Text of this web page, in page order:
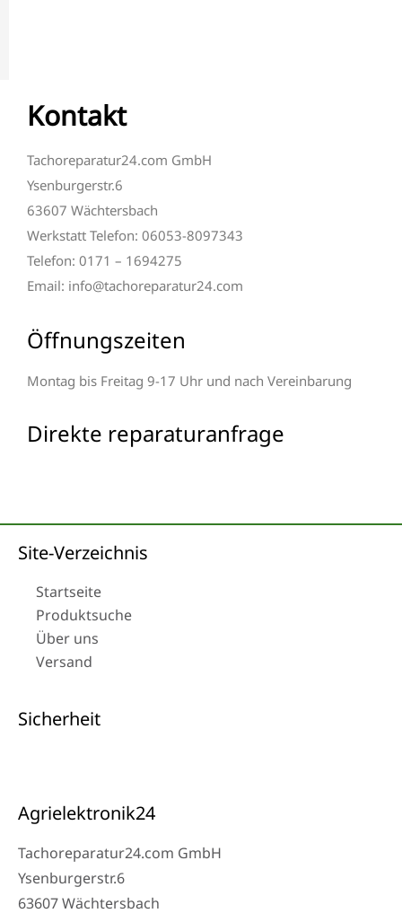
Kontakt
Tachoreparatur24.com GmbH
Ysenburgerstr.6
63607 Wächtersbach
Werkstatt Telefon: 06053-8097343
Telefon: 0171 – 1694275
Email: info@tachoreparatur24.com
Öffnungszeiten
Montag bis Freitag 9-17 Uhr und nach Vereinbarung
Direkte reparaturanfrage
Site-Verzeichnis
Startseite
Produktsuche
Über uns
Versand
Sicherheit
Agrielektronik24
Tachoreparatur24.com GmbH
Ysenburgerstr.6
63607 Wächtersbach